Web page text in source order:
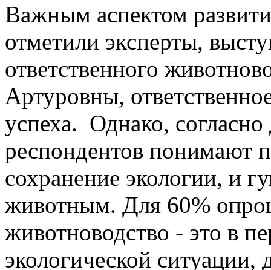
Важным аспектом
отметили эксперты,
ответственного
Артуровны,
успеха. Однако,
респондентов понимают
сохранение экологии, и
животным. Для 60%
животноводство - это в
экологической ситуации,